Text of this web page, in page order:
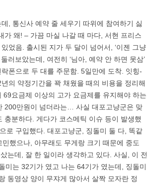
, 통신사 예약 줄 세우기 따위에 참여하기 싫
왜! – 가끔 마실 나갈 때 마다, 서현 프리스
었음. 출시된 지가 두 달이 넘어서, ‘이젠 그냥
러보았는데, 여전히 ‘님아, 예약 안 하면 못삼’
폰으로 두 대를 주문함. 5일만에 도착. 잇힝-
의 약정기간을 꽉 채웠을 때의 비용을 정리해
요금제 이상의 고가 요금제를 유지해야 하는
200만원이 넘더라는… 사실 대포고냥군은 맞
분하다. 게다가 코스메틱 이슈 등이 발생했
로 구입했다. 대포고냥군, 징돌미 둘 다, 똑같
했으나, 아무래도 무게랑 크기 때문에 중도
는데, 잘 한 일이라 생각하고 있다. 사실, 이 전
미는 32기가 였고 나는 64기가 였는데, 징돌미
동영상 양이 무쟈게 많아서 살짝 모자란 정